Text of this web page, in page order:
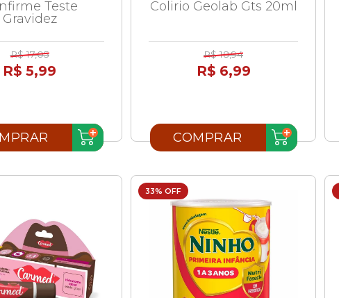
Teste
Gravidez
R$ 17,05
R$ 5,99
Colirio Geolab Gts 20ml
R$ 18,94
R$ 6,99
COMPRAR
33% OFF